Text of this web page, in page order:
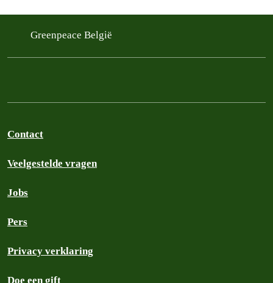
Greenpeace België
Contact
Veelgestelde vragen
Jobs
Pers
Privacy verklaring
Doe een gift